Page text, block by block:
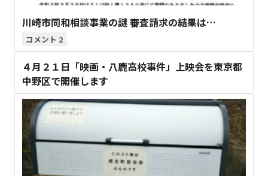
川崎市同和相談事業の謎 審査請求の結果は…
2
４月２１日「映画・八鹿高校事件」上映会を東京都
中野区で開催します